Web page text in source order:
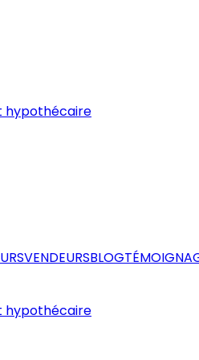
hypothécaire
VENDEURSBLOG
hypothécaire